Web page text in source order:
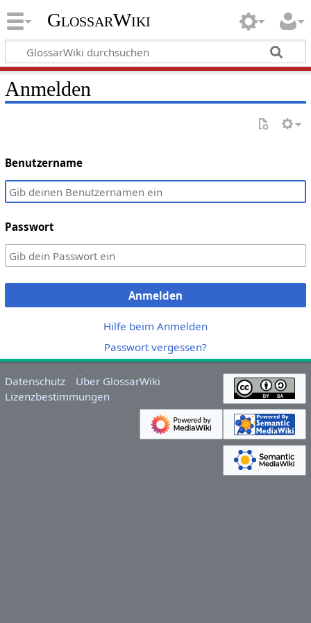
GlossarWiki
Anmelden
Benutzername
Passwort
Anmelden
Hilfe beim Anmelden
Passwort vergessen?
Datenschutz
Über GlossarWiki
Lizenzbestimmungen